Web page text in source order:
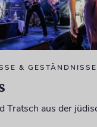
& GESTÄNDNISSE
Tratsch aus der